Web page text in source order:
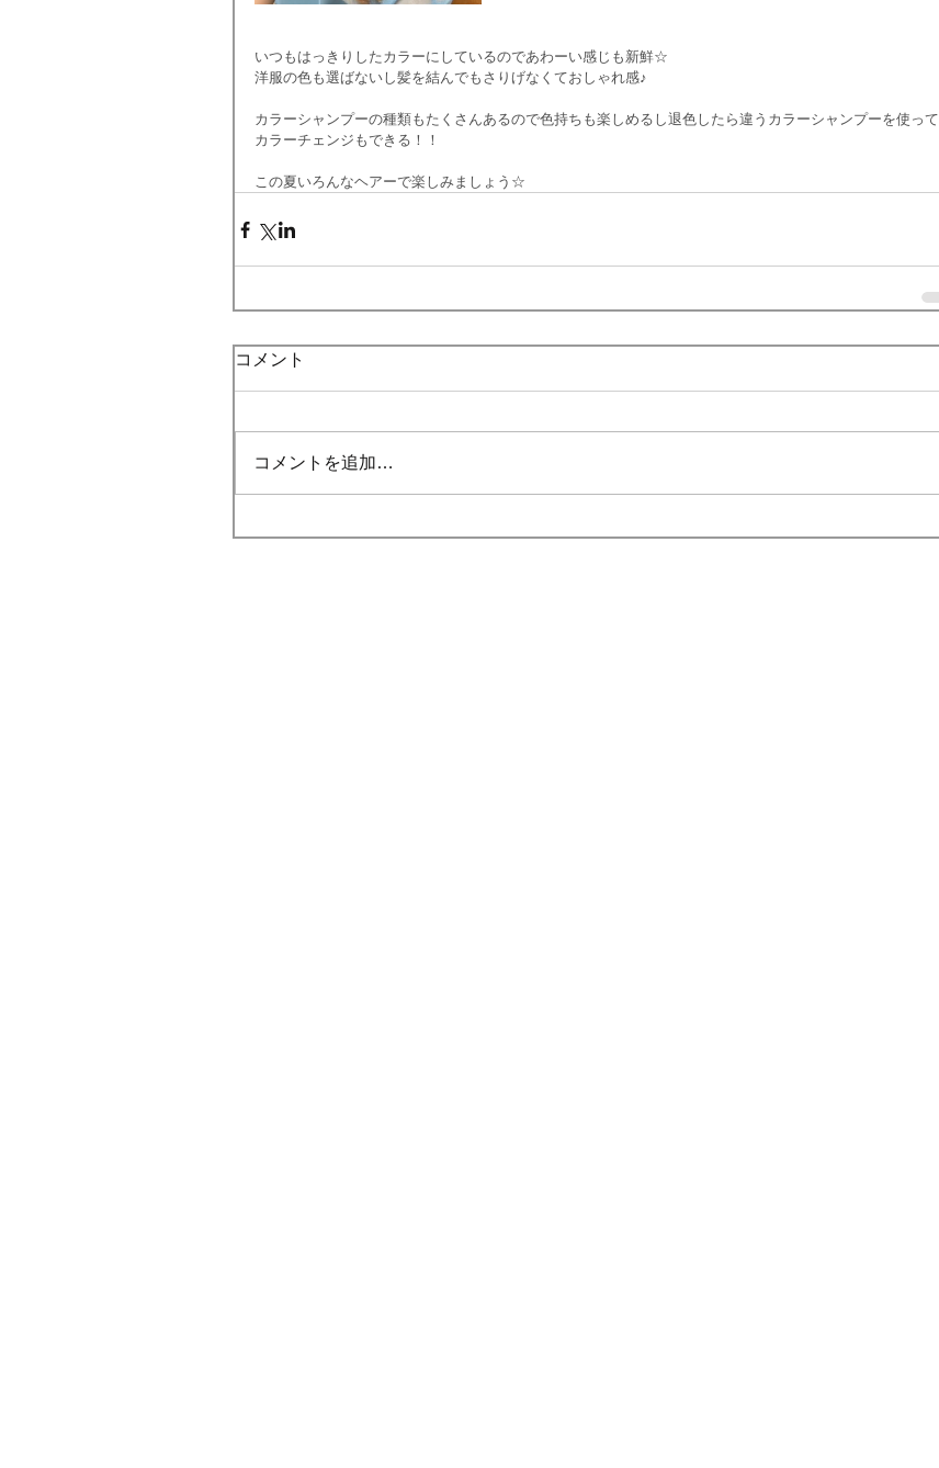
いつもはっきりしたカラーにしているのであわーい感じも新鮮☆
洋服の色も選ばないし髪を結んでもさりげなくておしゃれ感♪
カラーシャンプーの種類もたくさんあるので色持ちも楽しめるし退色したら違うカラーシャンプーを使って
カラーチェンジもできる！！
この夏いろんなヘアーで楽しみましょう☆
コメント
コメントを追加…